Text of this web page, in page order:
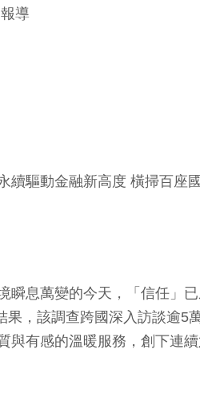
導
續驅動金融新高度 橫掃百座
瞬息萬變的今天，「信任」
果，該調查跨國深入訪談逾5
與有感的溫暖服務，創下連續